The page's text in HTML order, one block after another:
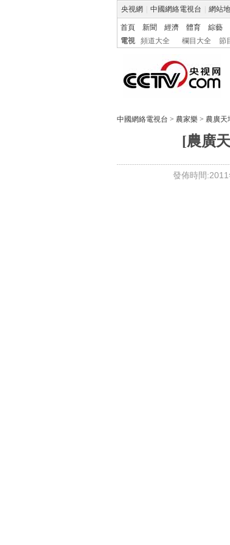
央視網 中國網絡電視台 網站
首頁 新聞 經濟 體育 綜藝
電視
頻道大全 欄目大全 節
中國網絡電視台 > 農家樂 > 農廣天
[農廣
發佈時間